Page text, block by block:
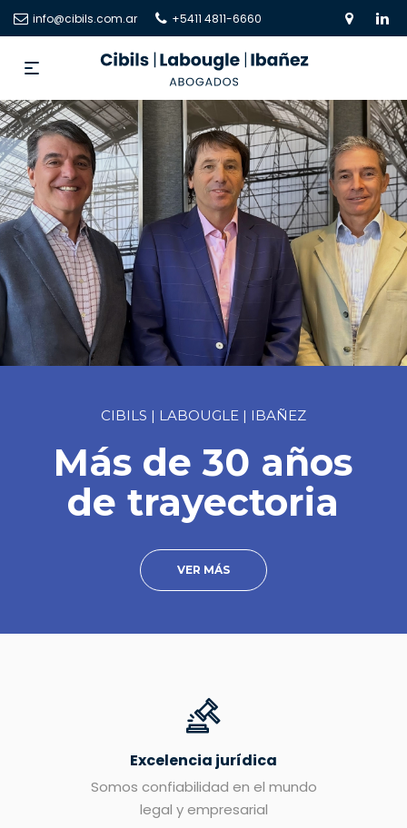
info@cibils.com.ar +5411 4811-6660
VER MÁS
CIBILS | LABOUGLE | IBAÑEZ
Más de 30 años
de trayectoria
Excelencia jurídica
Somos confiabilidad en el mundo
legal y empresarial